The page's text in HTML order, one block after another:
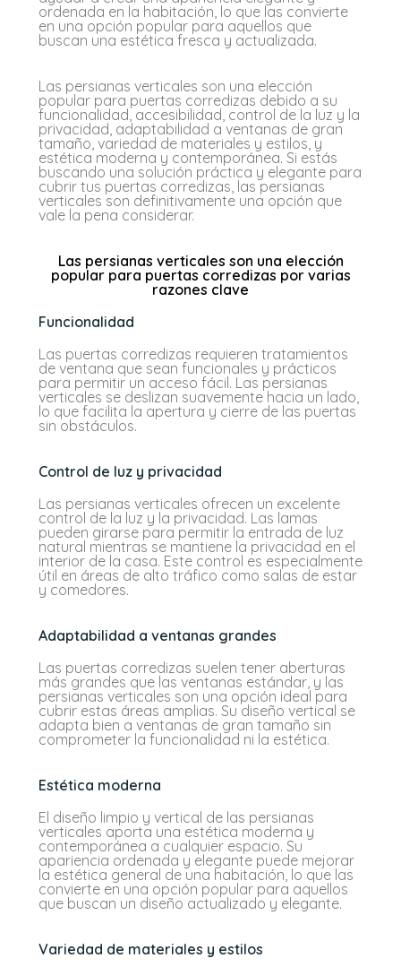
ordenada en la habitación, lo que las convierte
en una opción popular para aquellos que
buscan una estética fresca y actualizada.
Las persianas verticales son una elección
popular para puertas corredizas debido a su
funcionalidad, accesibilidad, control de la luz y la
privacidad, adaptabilidad a ventanas de gran
tamaño, variedad de materiales y estilos, y
estética moderna y contemporánea. Si estás
buscando una solución práctica y elegante para
cubrir tus puertas corredizas, las persianas
verticales son definitivamente una opción que
vale la pena considerar.
Las persianas verticales son una elección
popular para puertas corredizas por varias
razones clave
Funcionalidad
Las puertas corredizas requieren tratamientos
de ventana que sean funcionales y prácticos
para permitir un acceso fácil. Las persianas
verticales se deslizan suavemente hacia un lado,
lo que facilita la apertura y cierre de las puertas
sin obstáculos.
Control de luz y privacidad
Las persianas verticales ofrecen un excelente
control de la luz y la privacidad. Las lamas
pueden girarse para permitir la entrada de luz
natural mientras se mantiene la privacidad en el
interior de la casa. Este control es especialmente
útil en áreas de alto tráfico como salas de estar
y comedores.
Adaptabilidad a ventanas grandes
Las puertas corredizas suelen tener aberturas
más grandes que las ventanas estándar, y las
persianas verticales son una opción ideal para
cubrir estas áreas amplias. Su diseño vertical se
adapta bien a ventanas de gran tamaño sin
comprometer la funcionalidad ni la estética.
Estética moderna
El diseño limpio y vertical de las persianas
verticales aporta una estética moderna y
contemporánea a cualquier espacio. Su
apariencia ordenada y elegante puede mejorar
la estética general de una habitación, lo que las
convierte en una opción popular para aquellos
que buscan un diseño actualizado y elegante.
Variedad de materiales y estilos